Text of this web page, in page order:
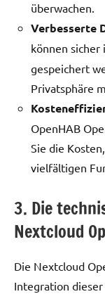
überwachen.
Verbesserte
können sicher
gespeichert
Privatsphäre
OpenHAB
Sie die
vielfältigen
3. Die
Nextcloud
Die Nextcloud
Integration